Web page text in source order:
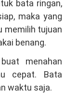
bata ringan,
maka yang
memilih tujuan
benang.
menahan
cepat. Bata
waktu saja.